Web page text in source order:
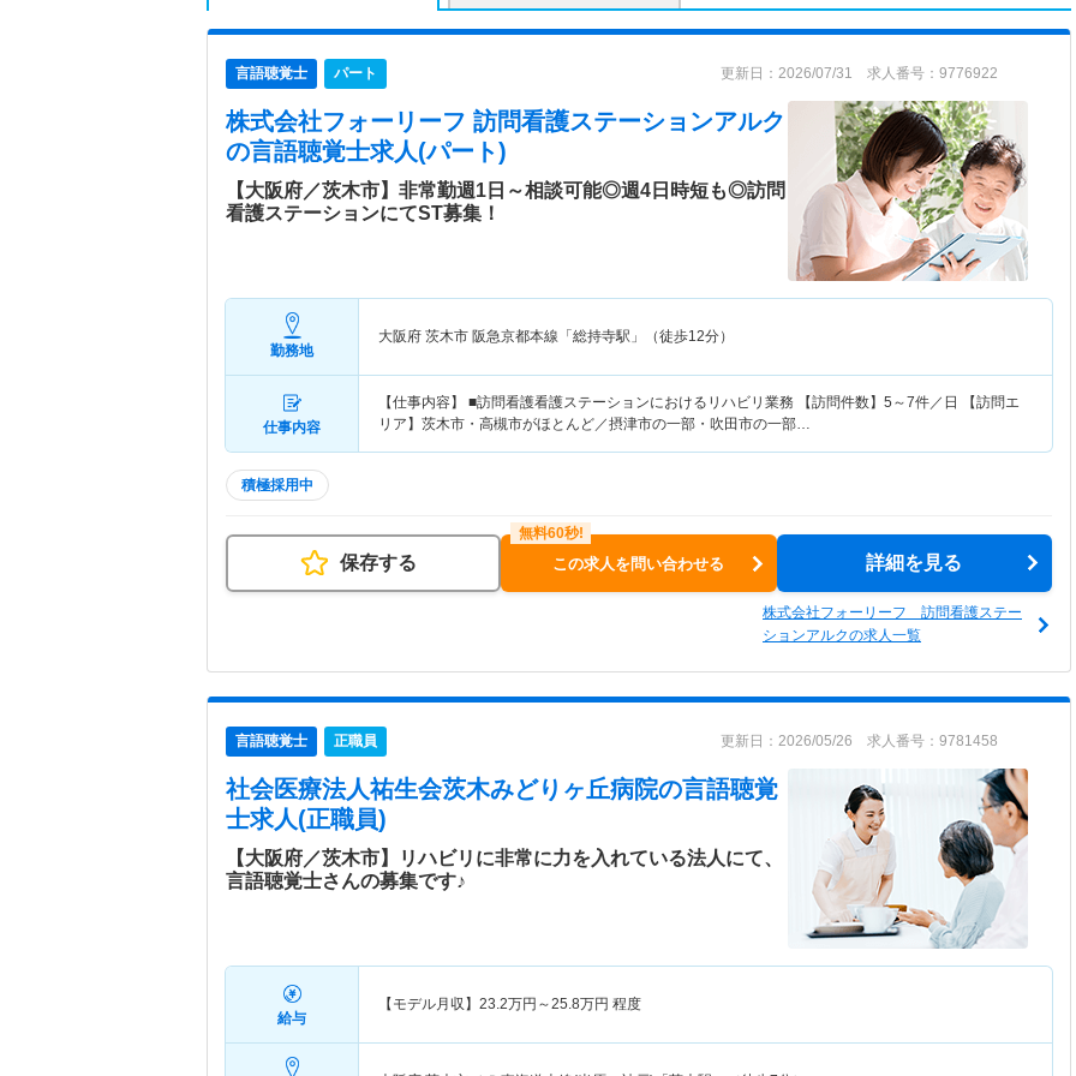
言語聴覚士 パート 更新日：2026/07/31 求人番号：9776922
株式会社フォーリーフ 訪問看護ステーションアルク
の言語聴覚士求人(パート)
【大阪府／茨木市】非常勤週1日～相談可能◎週4日時短も◎訪問
看護ステーションにてST募集！
勤務地
大阪府 茨木市 阪急京都本線「総持寺駅」（徒歩12分）
仕事内容
【仕事内容】 ■訪問看護看護ステーションにおけるリハビリ業務 【訪問件数】5～7件／日 【訪問エ
リア】茨木市・高槻市がほとんど／摂津市の一部・吹田市の一部…
積極採用中
保存する この求人を問い合わせる 詳細を見る
株式会社フォーリーフ 訪問看護ステー
ションアルクの求人一覧
言語聴覚士 正職員 更新日：2026/05/26 求人番号：9781458
社会医療法人祐生会茨木みどりヶ丘病院の言語聴覚
士求人(正職員)
【大阪府／茨木市】リハビリに非常に力を入れている法人にて、
言語聴覚士さんの募集です♪
給与
【モデル月収】 23.2万円～25.8万円 程度